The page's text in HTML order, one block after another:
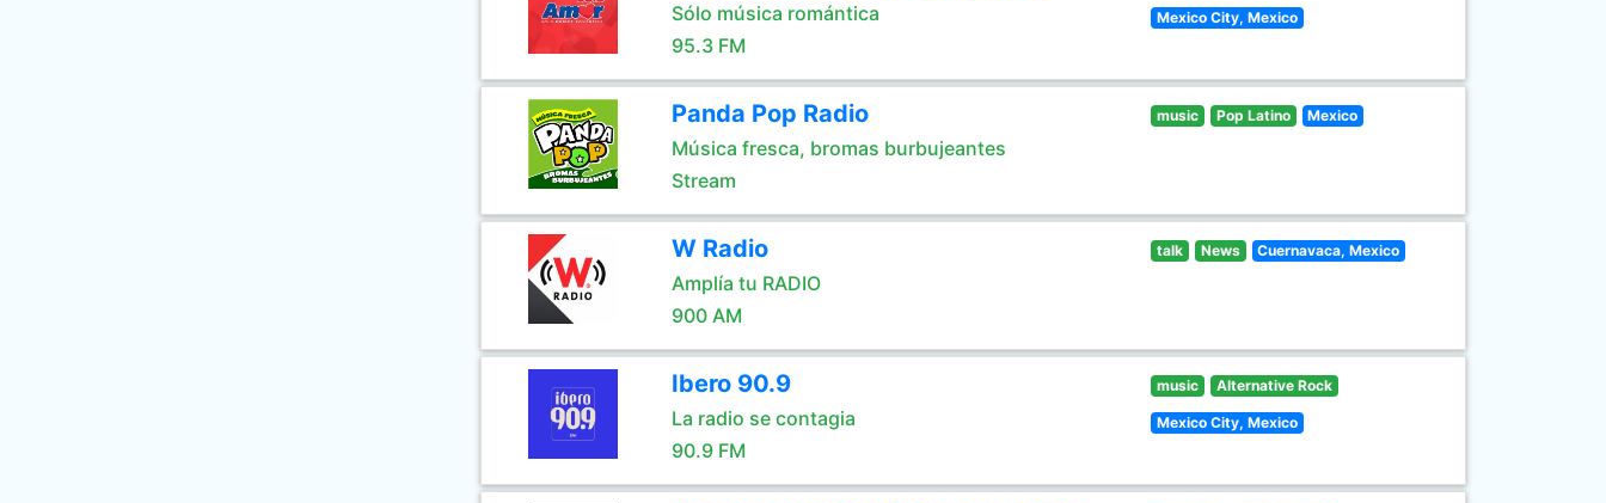
Sólo música romántica
95.3 FM
Mexico City, Mexico
Panda Pop Radio
Música fresca, bromas burbujeantes
Stream
music Pop Latino Mexico
W Radio
Amplía tu RADIO
900 AM
talk News Cuernavaca, Mexico
Ibero 90.9
La radio se contagia
90.9 FM
music Alternative Rock
Mexico City, Mexico